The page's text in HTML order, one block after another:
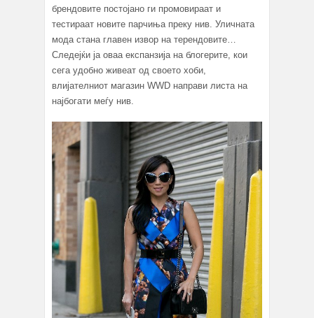
брендовите постојано ги промовираат и
тестираат новите парчиња преку нив. Уличната
мода стана главен извор на терендовите…
Следејќи ја оваа експанзија на блогерите, кои
сега удобно живеат од своето хоби,
влијателниот магазин WWD направи листа на
најбогати меѓу нив.